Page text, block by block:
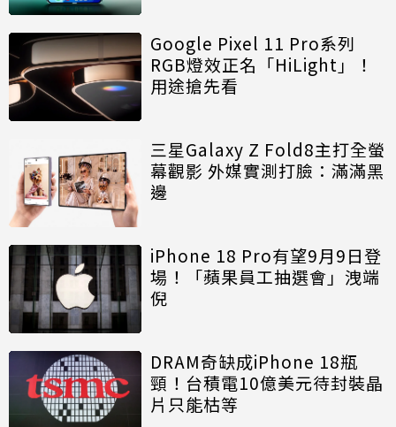
Google Pixel 11 Pro系列
RGB燈效正名「HiLight」！
用途搶先看
三星Galaxy Z Fold8主打全螢
幕觀影 外媒實測打臉：滿滿黑
邊
iPhone 18 Pro有望9月9日登
場！「蘋果員工抽選會」洩端
倪
DRAM奇缺成iPhone 18瓶
頸！台積電10億美元待封裝晶
片只能枯等